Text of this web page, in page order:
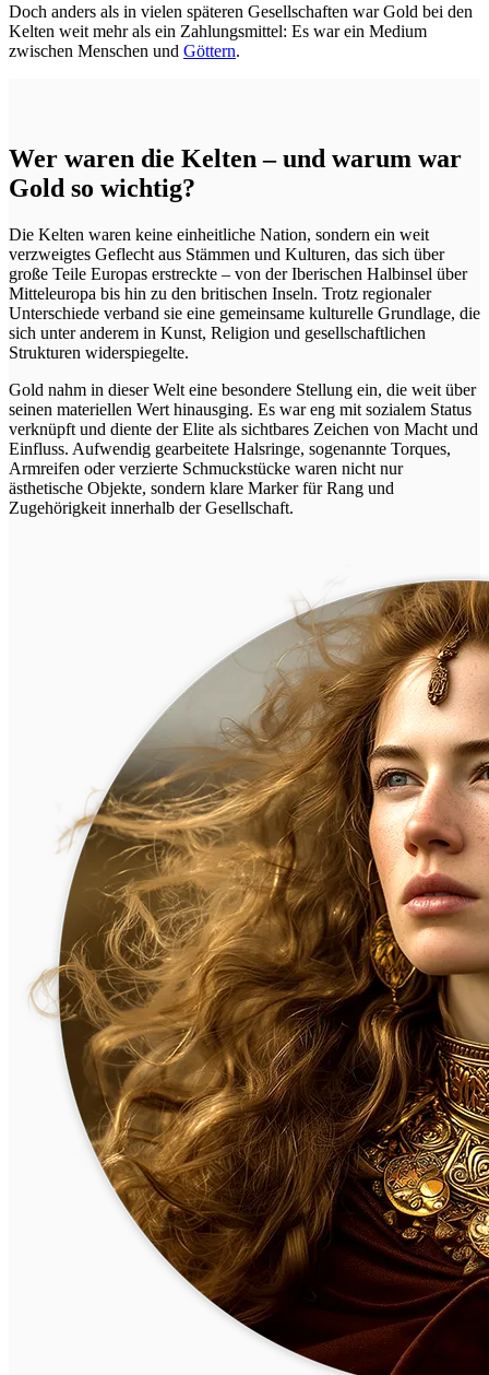
Doch anders als in vielen späteren Gesellschaften war Gold bei den
Kelten weit mehr als ein Zahlungsmittel: Es war ein Medium
zwischen Menschen und Göttern.
Wer waren die Kelten – und warum war
Gold so wichtig?
Die Kelten waren keine einheitliche Nation, sondern ein weit
verzweigtes Geflecht aus Stämmen und Kulturen, das sich über
große Teile Europas erstreckte – von der Iberischen Halbinsel über
Mitteleuropa bis hin zu den britischen Inseln. Trotz regionaler
Unterschiede verband sie eine gemeinsame kulturelle Grundlage, die
sich unter anderem in Kunst, Religion und gesellschaftlichen
Strukturen widerspiegelte.
Gold nahm in dieser Welt eine besondere Stellung ein, die weit über
seinen materiellen Wert hinausging. Es war eng mit sozialem Status
verknüpft und diente der Elite als sichtbares Zeichen von Macht und
Einfluss. Aufwendig gearbeitete Halsringe, sogenannte Torques,
Armreifen oder verzierte Schmuckstücke waren nicht nur
ästhetische Objekte, sondern klare Marker für Rang und
Zugehörigkeit innerhalb der Gesellschaft.